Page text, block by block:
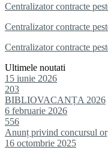
Centralizator contracte
Centralizator contracte
Centralizator contracte
Ultimele noutati
15 iunie 2026
203
BIBLIOVACANȚA 2026
6 februarie 2026
556
Anunț privind concursul
16 octombrie 2025